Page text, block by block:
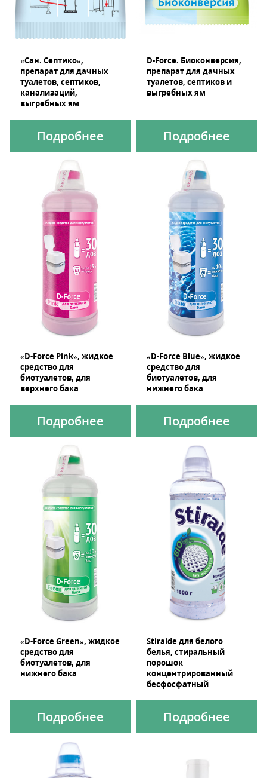
«Сан. Септико»,
препарат для дачных
туалетов, септиков,
канализаций,
выгребных ям
Подробнее
D-Force. Биоконверсия,
препарат для дачных
туалетов, септиков и
выгребных ям
Подробнее
«D-Force Pink», жидкое
средство для
биотуалетов, для
верхнего бака
Подробнее
«D-Force Blue», жидкое
средство для
биотуалетов, для
нижнего бака
Подробнее
«D-Force Green», жидкое
средство для
биотуалетов, для
нижнего бака
Подробнее
Stiraide для белого
белья, стиральный
порошок
концентрированный
бесфосфатный
Подробнее